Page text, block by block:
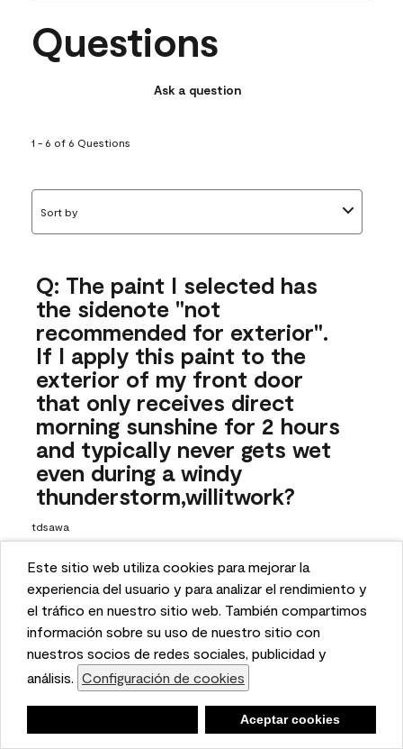
This website uses cookies to enhance user experience
and to analyze performance and traffic on our website.
We also share information about your use of our site
with our social media, advertising, and analytics
partners. Cookie Settings
Accept Cookies
Este sitio web utiliza cookies para mejorar la
experiencia del usuario y para analizar el rendimiento y
el tráfico en nuestro sitio web. También compartimos
información sobre su uso de nuestro sitio con
nuestros socios de redes sociales, publicidad y
análisis. Configuración de cookies
Aceptar cookies
Questions
Ask a question
1 - 6 of 6 Questions
Sort by
Q: The paint I selected has
the sidenote "not
recommended for exterior".
If I apply this paint to the
exterior of my front door
that only receives direct
morning sunshine for 2 hours
and typically never gets wet
even during a windy
thunderstorm,willitwork?
tdsawa
1 Answer Answer this Question
A: Hello, thanks for reaching out! While we do offer an
exterior formula for this color, it carries a "not
recommended for exterior use" warning because the color
may fade inconsistently or sooner than is typically